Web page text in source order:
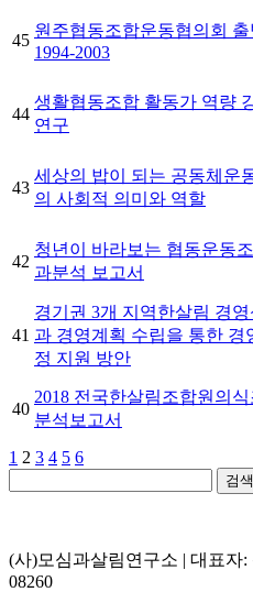
45
원주협동조합운동협의회
1994-2003
44
생활협동조합 활동가 역량
연구
43
세상의 밥이 되는 공동체운
의 사회적 의미와 역할
42
청년이 바라보는 협동운동
과분석 보고서
41
경기권 3개 지역한살림 경
과 경영계획 수립을 통한 경
정 지원 방안
40
2018 전국한살림조합원의
분석보고서
1 2 3 4 5 6
검색
(사)모심과살림연구소 | 대표자:
08260